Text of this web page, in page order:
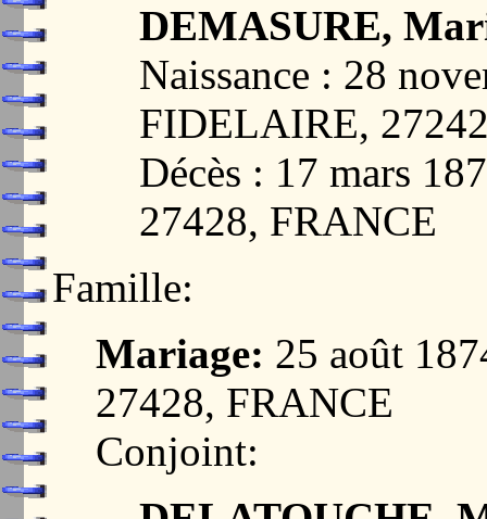
DEMASURE,
Naissance : 28
FIDELAIRE,
Décès : 17 mars
27428, FRANCE
Famille:
Mariage: 25 août
27428, FRANCE
Conjoint: